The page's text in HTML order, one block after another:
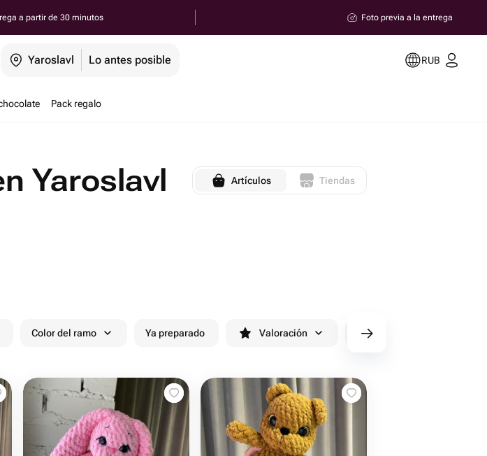
a partir de 30 minutos Foto previa a la entrega
Yaroslavl Lo antes posible RUB
Pack regalo
Yaroslavl Artículos Tiendas
Color del ramo Ya preparado Valoración cv/filters/name_fast_delivery